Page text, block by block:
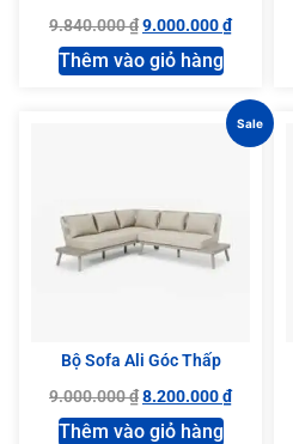
9.840.000₫9.000.000₫
Thêm vào giỏ hàng
Sale
Bộ Sofa Ali Góc Thấp
9.000.000₫8.200.000₫
Thêm vào giỏ hàng